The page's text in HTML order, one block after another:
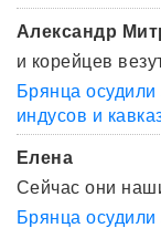
Александр
и корейцев
Брянца
индусов и
Елена
Сейчас они
Брянца